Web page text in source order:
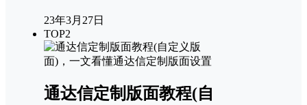
23年3月27日
TOP2
通达信定制版面教程(自